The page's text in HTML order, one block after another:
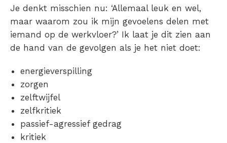
Je denkt misschien nu: ‘Allemaal leuk en wel,
maar waarom zou ik mijn gevoelens delen met
iemand op de werkvloer?’ Ik laat je dit zien aan
de hand van de gevolgen als je het niet doet:
energieverspilling
zorgen
zelftwijfel
zelfkritiek
passief-agressief gedrag
kritiek